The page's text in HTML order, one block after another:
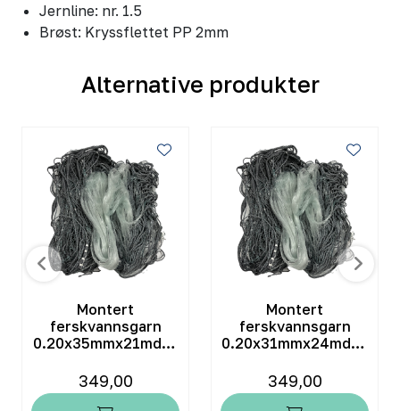
Jernline: nr. 1.5
Brøst: Kryssflettet PP 2mm
Alternative produkter
Montert
ferskvannsgarn
0.20x35mmx21mdx7
349,00
Montert
ferskvannsgarn
0.20x31mmx24mdx8
349,00